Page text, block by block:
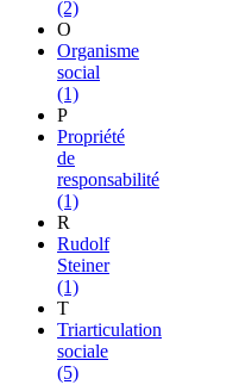
(2)
O
Organisme
social
(1)
P
Propriété
de
responsabilité
(1)
R
Rudolf
Steiner
(1)
T
Triarticulation
sociale
(5)